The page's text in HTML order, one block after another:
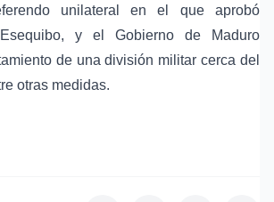
unilateral en el que aprobó
y el Gobierno de Maduro
de una división militar cerca del
otras medidas.